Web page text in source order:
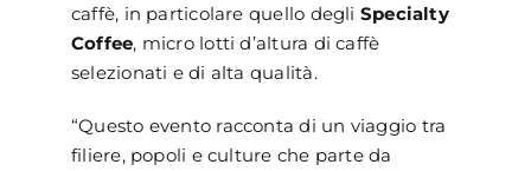
caffè, in particolare quello degli Specialty
Coffee, micro lotti d’altura di caffè
selezionati e di alta qualità.
“Questo evento racconta di un viaggio tra
filiere, popoli e culture che parte da